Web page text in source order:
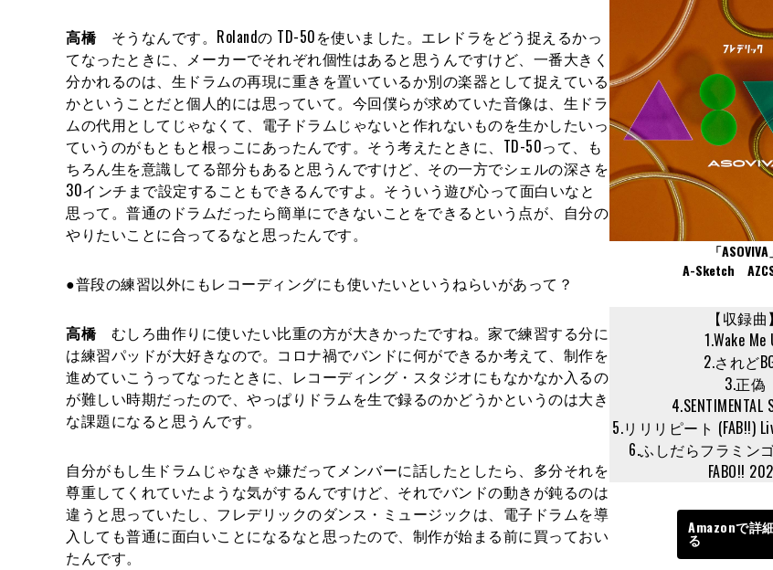
高橋そうなんです。Rolandの TD-50を使いました。エレドラをどう捉えるかっ
てなったときに、メーカーでそれぞれ個性はあると思うんですけど、一番大きく
分かれるのは、生ドラムの再現に重きを置いているか別の楽器として捉えている
かということだと個人的には思っていて。今回僕らが求めていた音像は、生ドラ
ムの代用としてじゃなくて、電子ドラムじゃないと作れないものを生かしたいっ
ていうのがもともと根っこにあったんです。そう考えたときに、TD-50って、も
ちろん生を意識してる部分もあると思うんですけど、その一方でシェルの深さを
30インチまで設定することもできるんですよ。そういう遊び心って面白いなと
思って。普通のドラムだったら簡単にできないことをできるという点が、自分の
やりたいことに合ってるなと思ったんです。
●普段の練習以外にもレコーディングにも使いたいというねらいがあって？
高橋むしろ曲作りに使いたい比重の方が大きかったですね。家で練習する分に
は練習パッドが大好きなので。コロナ禍でバンドに何ができるか考えて、制作を
進めていこうってなったときに、レコーディング・スタジオにもなかなか入るの
が難しい時期だったので、やっぱりドラムを生で録るのかどうかというのは大き
な課題になると思うんです。
自分がもし生ドラムじゃなきゃ嫌だってメンバーに話したとしたら、多分それを
尊重してくれていたような気がするんですけど、それでバンドの動きが鈍るのは
違うと思っていたし、フレデリックのダンス・ミュージックは、電子ドラムを導
入しても普通に面白いことになるなと思ったので、制作が始まる前に買っておい
たんです。
「ASOVIVA
A-Sketch
【収録曲】
1.Wake Me
2.されど
3.正偽
4.SENTIMENTAL
5.リリリピート (FAB!!)
6.ふしだらフラミンゴ
FABO!!
Amazonで詳
る